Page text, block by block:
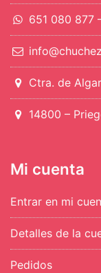
651 080 877
Ctra. de
14800 –
Mi cuenta
Entrar en mi
Detalles de la
Pedidos